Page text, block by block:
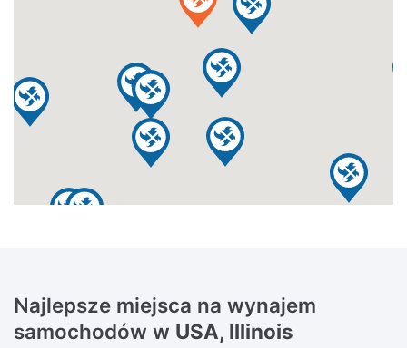
Najlepsze miejsca na wynajem
samochodów w USA, Illinois